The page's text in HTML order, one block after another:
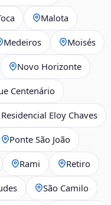
Malota
Medeiros Moisés
Novo Horizonte
Centenário
Eloy Chaves
Ponte São João
Rami Retiro
São Camilo